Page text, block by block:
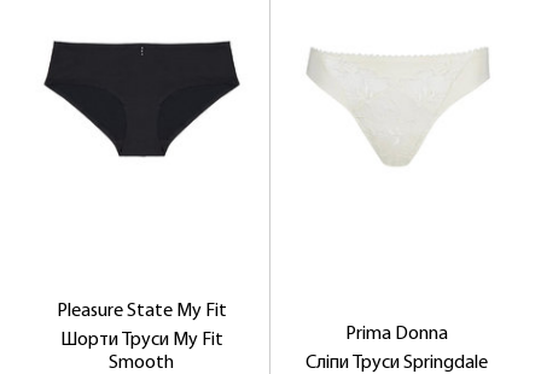
Pleasure State My Fit
Шорти Труси My Fit
Smooth
Prima Donna
Сліпи Труси Springdale